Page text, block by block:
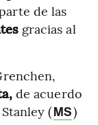
de las
gracias al
de acuerdo
(MS)